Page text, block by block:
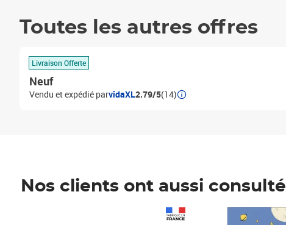
Toutes les autres offres
Livraison Offerte
Neuf
Vendu et expédié parvidaXL2.79/5(14)
Nos clients ont aussi consulté
Prix 7,50€